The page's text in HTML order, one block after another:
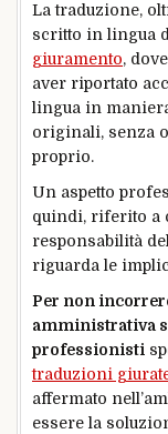
La traduzione,
scritto in lingua
giuramento,
aver riportato
lingua in
originali, senza
proprio.
Un aspetto
quindi, riferito a
responsabilità
riguarda le
Per non
amministrativa
professionisti
traduzioni
affermato
essere la